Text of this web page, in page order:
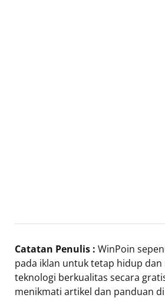
Catatan Penulis : WinPoin
pada iklan untuk tetap hidup
teknologi berkualitas secara
menikmati artikel dan panduan